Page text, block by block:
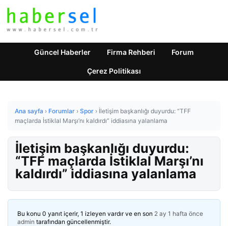
Güncel Haberler Firma Rehberi Forum
Çerez Politikası
Ana sayfa › Forumlar › Spor › İletişim başkanlığı duyurdu: “TFF
maçlarda İstiklal Marşı’nı kaldırdı” iddiasına yalanlama
İletişim başkanlığı duyurdu:
“TFF maçlarda İstiklal Marşı’nı
kaldırdı” iddiasına yalanlama
Bu konu 0 yanıt içerir, 1 izleyen vardır ve en son 2 ay 1 hafta önce
admin tarafından güncellenmiştir.